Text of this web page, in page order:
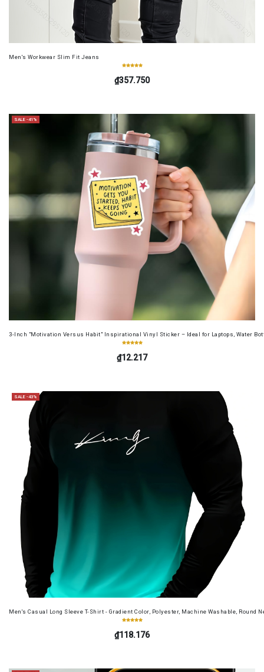
Men's Workwear Slim Fit Jeans
₫357.750
SALE -41%
3-Inch "Motivation Versus Habit" Inspirational Vinyl Sticker – Ideal for Laptops, Water
₫12.217
SALE -43%
Men's Casual Long Sleeve T-Shirt - Gradient Color, Polyester, Machine Washable, Round
₫118.176